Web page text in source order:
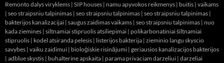
Remonto dalys viryklems | SIP houses | namu apyvokos reikmenys | buitis | vaikams
| seo straipsniu talpinimas | seo straipsniu talpinimas | seo straipsniu talpinimas |
bakterijos kanalizacijai | saugus zaidimas vaikams | seo straipsniu talpinimas | nuo
kada ziemines | siltnamiai stipruolis atsiliepimai | polikarbonatiniai šiltnamiai
stipruolis | kodel atsiranda pelesis | listerijos bakterija | zieminio langu skyscio
savybes | vaiku zaidimui | bioloģiskie risinājumi | geriausios kanalizacijos bakterijos
| adblue skystis | buhalterine apskaita | parama privaciam darzeliui | darzeliai